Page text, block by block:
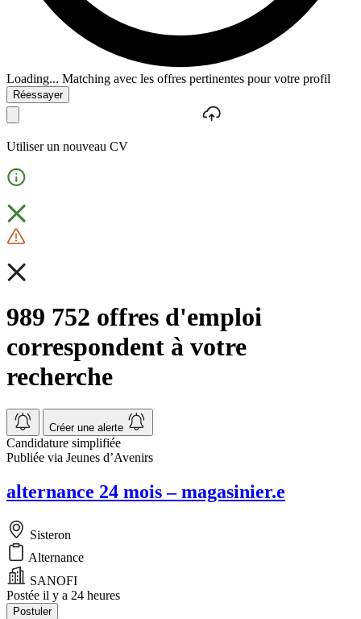
Loading... Matching avec les offres pertinentes pour votre profil
Réessayer
Utiliser un nouveau CV
989 752 offres d'emploi
correspondent à votre
recherche
Créer une alerte
Candidature simplifiée
Publiée via Jeunes d’Avenirs
alternance 24 mois – magasinier.e
Sisteron
Alternance
SANOFI
Postée il y a 24 heures
Postuler